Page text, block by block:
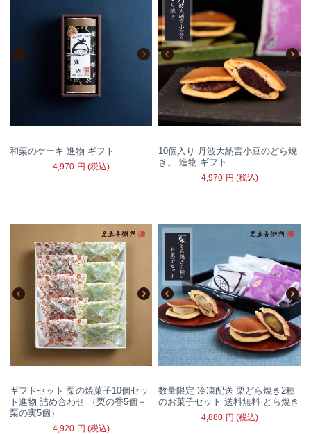
和栗のケーキ 進物 ギフト
4,970 円 (税込)
10個入り 丹波大納言小豆のどら焼
き。 進物 ギフト
4,970 円 (税込)
ギフトセット 栗の焼菓子10個セッ
ト進物 詰め合わせ （栗の香5個＋
栗の実5個）
4,920 円 (税込)
数量限定 冷凍配送 栗どら焼き2種
のお菓子セット 送料無料 どら焼き
4,880 円 (税込)